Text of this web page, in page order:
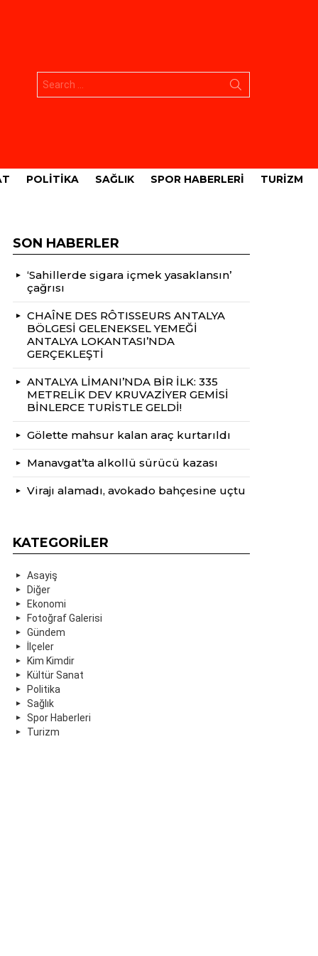
POLITIKA SAĞLIK SPOR HABERLERI TURIZM
SON HABERLER
‘Sahillerde sigara içmek yasaklansın’
çağrısı
CHAÎNE DES RÔTISSEURS ANTALYA
BÖLGESİ GELENEKSEL YEMEĞİ
ANTALYA LOKANTASI’NDA
GERÇEKLEŞTİ
ANTALYA LİMANI’NDA BİR İLK: 335
METRELİK DEV KRUVAZİYER GEMİSİ
BİNLERCE TURİSTLE GELDİ!
Gölette mahsur kalan araç kurtarıldı
Manavgat’ta alkollü sürücü kazası
Virajı alamadı, avokado bahçesine uçtu
KATEGORILER
Asayiş
Diğer
Ekonomi
Fotoğraf Galerisi
Gündem
İlçeler
Kim Kimdir
Kültür Sanat
Politika
Sağlık
Spor Haberleri
Turizm